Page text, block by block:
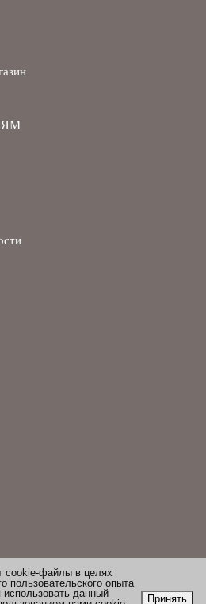
cookie-файлы в целях
пользовательского опыта
данный
Принять